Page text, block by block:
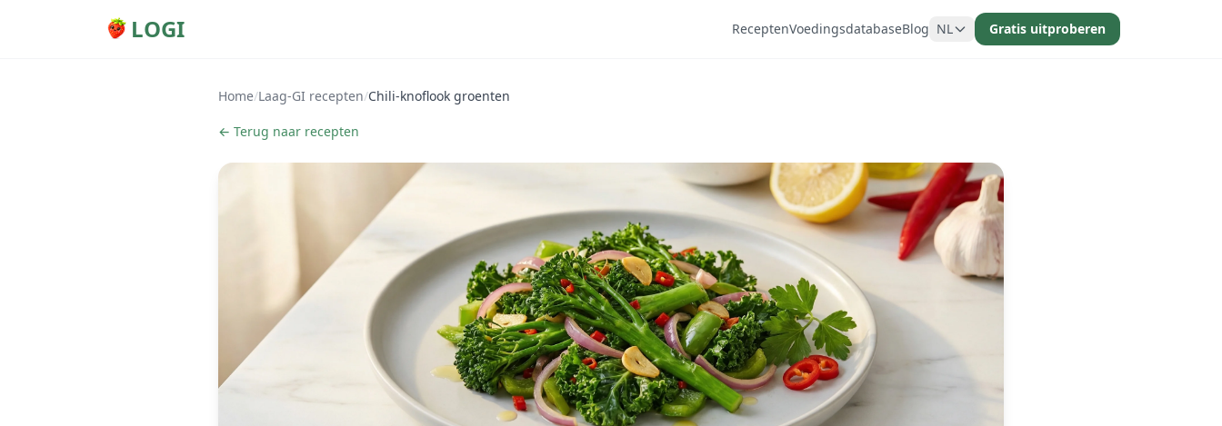
LOGI ReceptenVoedingsdatabaseBlog NL Gratis uitproberen
Home/Laag-GI recepten/Chili-knoflook groenten
← Terug naar recepten